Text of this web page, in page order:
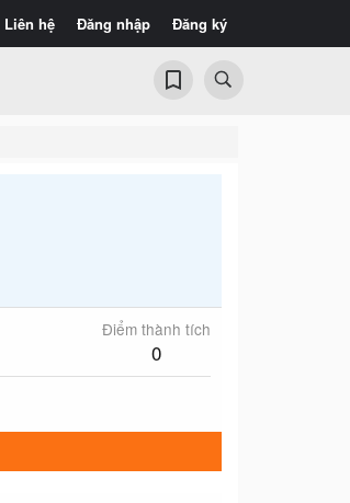
Liên hệ Đăng nhập Đăng ký
Điểm thành tích
0